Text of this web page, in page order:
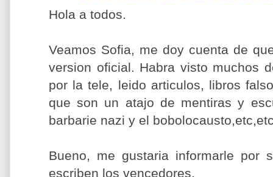
Hola a todos.
Veamos Sofia, me doy cuenta de
version oficial. Habra visto muchos
por la tele, leido articulos, libros
que son un atajo de mentiras y
barbarie nazi y el
Bueno, me gustaria informarle
escriben los vencedores.